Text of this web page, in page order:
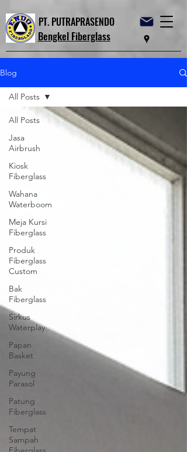
PT. PUTRAPRASENDO
Bengkel Fiberglass
Blog
All Posts
Jasa
Airbrush
Kiosk
Fiberglass
Wahana
Waterboom
Meja Kursi
Fiberglass
Produk
Fiberglass
Custom
Bak
Fiberglass
Sirkus
Waterplay
Papan
Basket
Payung
Parasol
Patung
Fiberglass
Tempat
Sampah
All Posts